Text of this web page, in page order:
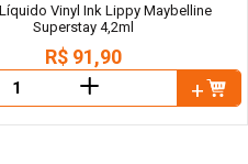
Vinyl Ink Lippy Maybelline
Superstay 4,2ml
R$ 91,90
＋